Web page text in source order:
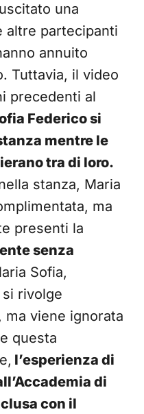
una
altre partecipanti
annuito
Tuttavia, il video
precedenti al
Federico si
mentre le
tra di loro.
stanza, Maria
ma
presenti la
senza
Sofia,
rivolge
ma viene ignorata
questa
l’esperienza di
di
con il